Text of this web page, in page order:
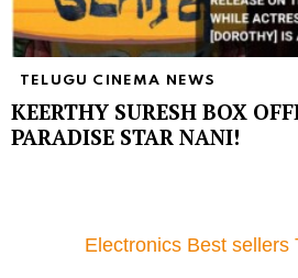
TELUGU CINEMA NEWS
KEERTHY SURESH BOX
PARADISE STAR NANI!
Electronics Best sellers